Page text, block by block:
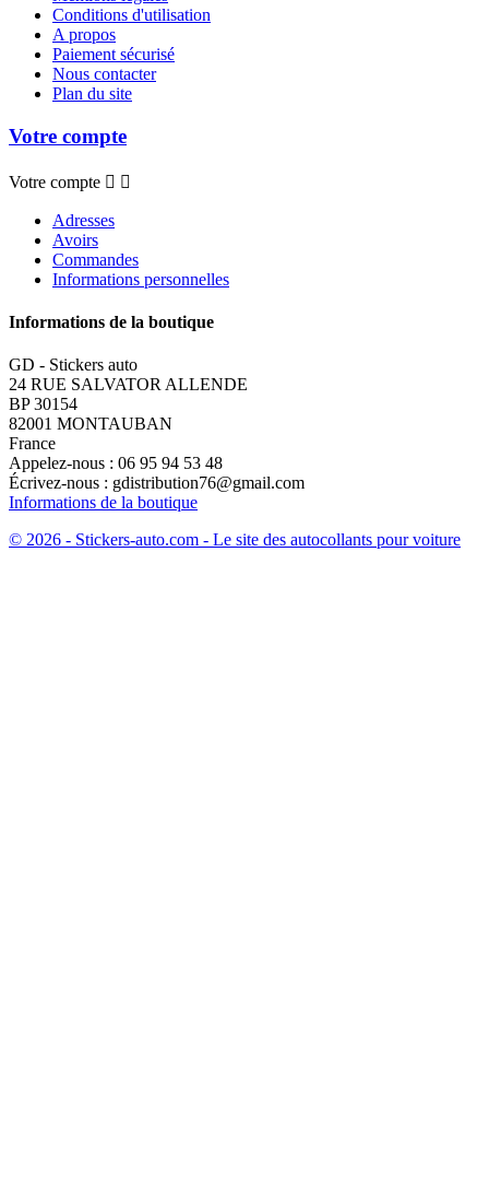
Conditions d'utilisation
A propos
Paiement sécurisé
Nous contacter
Plan du site
Votre compte
Votre compte  
Adresses
Avoirs
Commandes
Informations personnelles
Informations de la boutique
GD - Stickers auto
24 RUE SALVATOR ALLENDE
BP 30154
82001 MONTAUBAN
France
Appelez-nous : 06 95 94 53 48
Écrivez-nous : gdistribution76@gmail.com
Informations de la boutique
© 2026 - Stickers-auto.com - Le site des autocollants pour voiture